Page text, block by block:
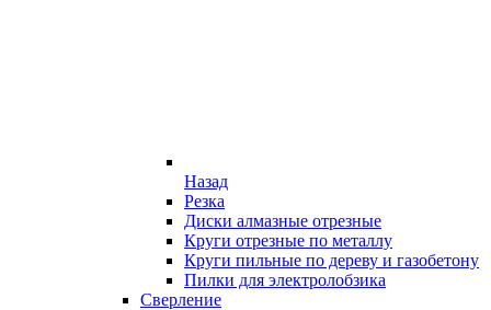
Назад
Резка
Диски алмазные отрезные
Круги отрезные по металлу
Круги пильные по дереву и газобетону
Пилки для электролобзика
Сверление